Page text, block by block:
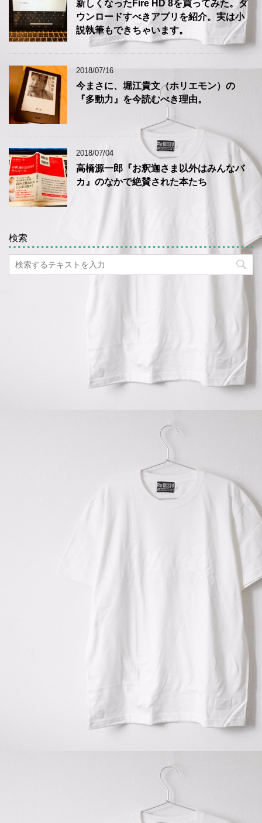
新しくなったFire HD 8を買ってみた。ダ
ウンロードすべきアプリを紹介。実は小
説執筆もできちゃいます。
2018/07/16
今まさに、堀江貴文（ホリエモン）の
『多動力』を今読むべき理由。
2018/07/04
高橋源一郎『お釈迦さま以外はみんなバ
カ』のなかで絶賛された本たち
検索